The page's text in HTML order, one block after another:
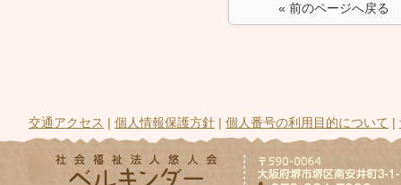
« 前のページへ戻る
交通アクセス | 個人情報保護方針 | 個人番号の利用目的について |